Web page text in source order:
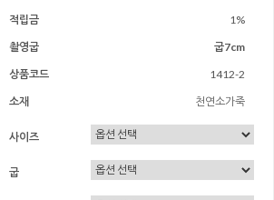
적립금
1%
촬영굽
굽7cm
상품코드
1412-2
소재
천연소가죽
사이즈
굽